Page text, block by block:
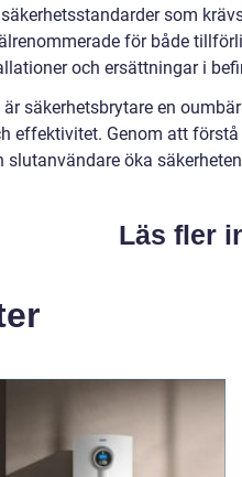
som
för både
och ersättningar i
säkerhetsbrytare en
effektivitet. Genom att
slutanvändare öka
Läs fler